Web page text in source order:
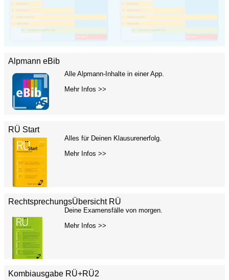
Alpmann eBib
Alle Alpmann-Inhalte in einer App.
Mehr Infos >>
RÜ Start
Alles für Deinen Klausurenerfolg.
Mehr Infos >>
RechtsprechungsÜbersicht RÜ
Deine Examensfälle von morgen.
Mehr Infos >>
Kombiausgabe RÜ+RÜ2